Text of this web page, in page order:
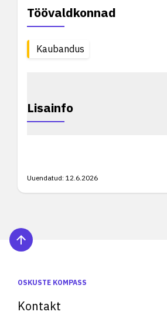
Töövaldkonnad
Kaubandus
Lisainfo
Uuendatud: 12.6.2026
OSKUSTE KOMPASS
Kontakt